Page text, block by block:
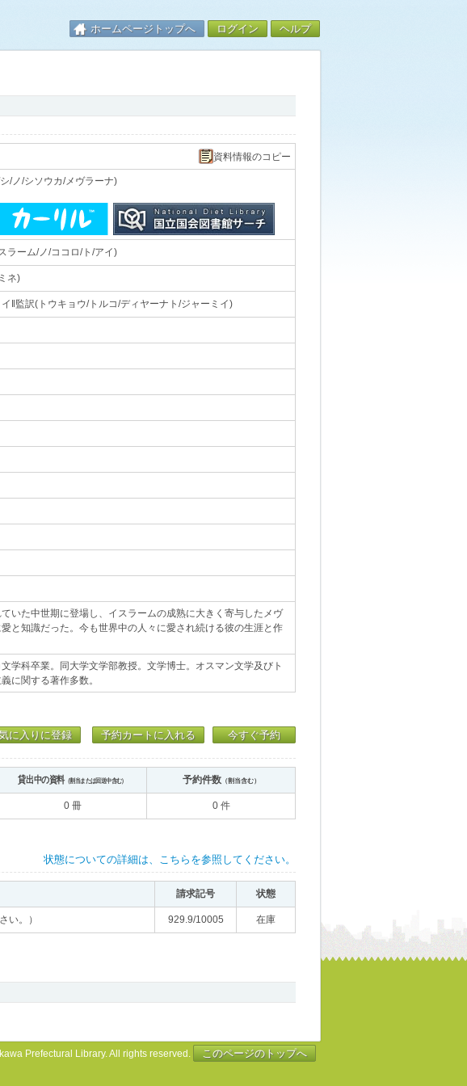
ホームページトップへ ログイン ヘルプ
資料情報のコピー
/ノ/シソウカ/メヴラーナ)
ラーム/ノ/ココロ/ト/アイ)
ネ)
‖監訳(トウキョウ/トルコ/ディヤーナト/ジャーミイ)
いた中世期に登場し、イスラームの成熟に大きく寄与したメヴ
と知識だった。今も世界中の人々に愛され続ける彼の生涯と作
学科卒業。同大学文学部教授。文学博士。オスマン文学及びト
に関する著作多数。
に入りに登録 予約カートに入れる 今すぐ予約
貸出中の資料（割当または回送中含む） 予約件数（割当含む）
0 冊 0 件
状態についての詳細は、こちらを参照してください。
請求記号 状態
い。） 929.9/10005 在庫
Prefectural Library. All rights reserved. このページのトップへ